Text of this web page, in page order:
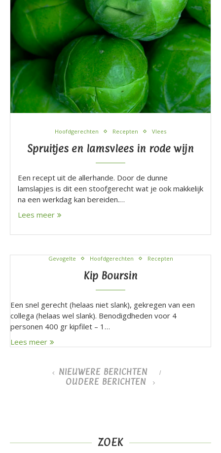
Hoofdgerechten Recepten Vlees
Spruitjes en lamsvlees in rode wijn
Een recept uit de allerhande. Door de dunne
lamslapjes is dit een stoofgerecht wat je ook makkelijk
na een werkdag kan bereiden.…
Lees meer
Gevogelte Hoofdgerechten Recepten
Kip Boursin
Een snel gerecht (helaas niet slank), gekregen van een
collega (helaas wel slank). Benodigdheden voor 4
personen 400 gr kipfilet – 1…
Lees meer
NIEUWERE BERICHTEN
OUDERE BERICHTEN
ZOEK